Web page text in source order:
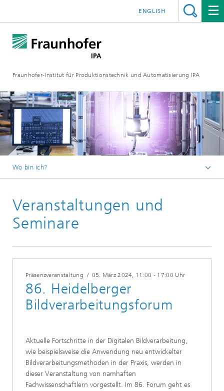
Fraunhofer-Institut für Produktionstechnik und Automatisierung IPA
ENGLISH
Wo bin ich?
Veranstaltungen/Messen
Veranstaltungen und Seminare
Veranstaltungen und
Seminare
Präsenzveranstaltung / 05. März 2024, 11:00 - 17:00 Uhr
86. Heidelberger
Bildverarbeitungsforum
Aktuelle Fortschritte in der Digitalen Bildverarbeitung,
wie beispielsweise die Anwendung neu entwickelter
Bildverarbeitungsmethoden in der Praxis, werden in
dieser Veranstaltung von namhaften
Fachwissenschaftlern vorgestellt. Im 86. Forum geht es